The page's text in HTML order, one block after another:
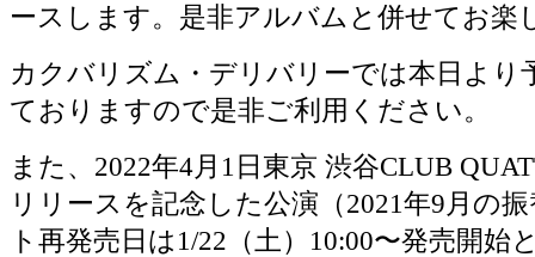
ースします。是非アルバムと併せてお楽
カクバリズム・デリバリーでは本日より
ておりますので是非ご利用ください。
また、2022年4月1日東京 渋谷CLUB
リリースを記念した公演（2021年9月の
ト再発売日は1/22（土）10:00〜発売開始